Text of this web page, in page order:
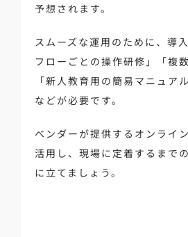
予想されます。
スムーズな運用のために、導
フローごとの操作研修」「複
「新人教育用の簡易マニュア
などが必要です。
ベンダーが提供するオンライ
活用し、現場に定着するまで
に立てましょう。